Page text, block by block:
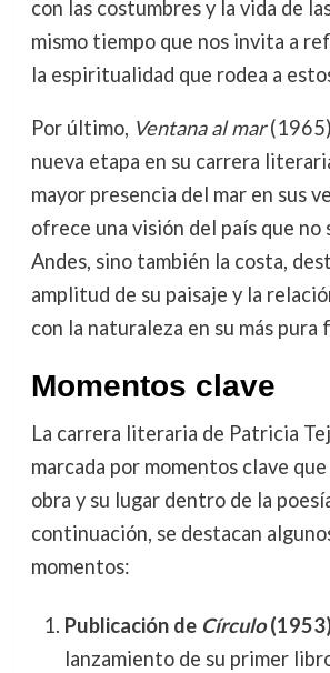
con las costumbres y la vida de
mismo tiempo que nos invita a
la espiritualidad que rodea a
Por último, Ventana al mar(1965)
nueva etapa en su carrera
mayor presencia del mar en sus
ofrece una visión del país que no
Andes, sino también la costa,
amplitud de su paisaje y la
con la naturaleza en su más pura
Momentos clave
La carrera literaria de Patricia
marcada por momentos clave
obra y su lugar dentro de la
continuación, se destacan
momentos:
Publicación de Círculo
lanzamiento de su primer